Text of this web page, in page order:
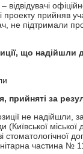
проекту прийняв
не підтримали
що надійшли
не
прийняті за
не надійшли,
(Київської
стоматологічної
частина №